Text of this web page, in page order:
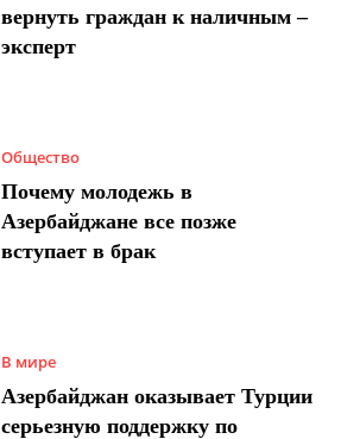
вернуть граждан к наличным –
эксперт
Общество
Почему молодежь в
Азербайджане все позже
вступает в брак
В мире
Азербайджан оказывает Турции
серьезную поддержку по